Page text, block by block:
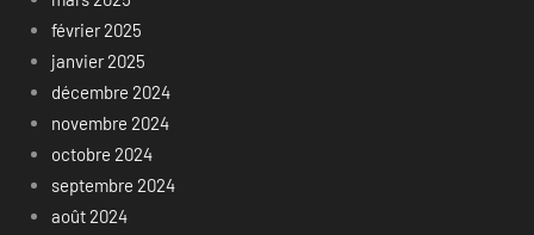
février 2025
janvier 2025
décembre 2024
novembre 2024
octobre 2024
septembre 2024
août 2024